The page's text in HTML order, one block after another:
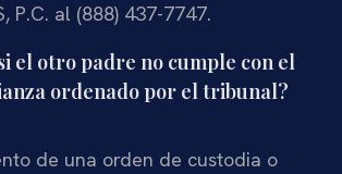
P.C. al (888) 437-7747.
el otro padre no cumple con el
ordenado por el tribunal?
de una orden de custodia o